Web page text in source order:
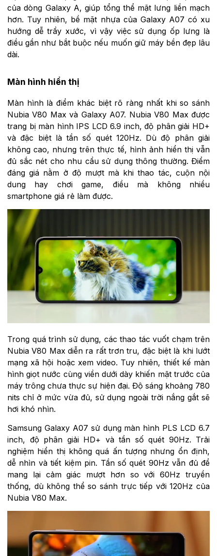
của dòng Galaxy A, giúp tổng thể mặt lưng liền mạch
hơn. Tuy nhiên, bề mặt nhựa của Galaxy A07 có xu
hướng dễ trầy xước, vì vậy việc sử dụng ốp lưng là
điều gần như bắt buộc nếu muốn giữ máy bền đẹp lâu
dài.
Màn hình hiển thị
Màn hình là điểm khác biệt rõ ràng nhất khi so sánh
Nubia V80 Max và Galaxy A07. Nubia V80 Max được
trang bị màn hình IPS LCD 6.9 inch, độ phân giải HD+
và đặc biệt là tần số quét 120Hz. Dù độ phân giải
không cao, nhưng trên thực tế, hình ảnh hiển thị vẫn
đủ sắc nét cho nhu cầu sử dụng thông thường. Điểm
đáng giá nằm ở độ mượt mà khi thao tác, cuộn nội
dung hay chơi game, điều mà không nhiều
smartphone giá rẻ làm được.
Trong quá trình sử dụng, các thao tác vuốt chạm trên
Nubia V80 Max diễn ra rất trơn tru, đặc biệt là khi lướt
mạng xã hội hoặc xem video. Tuy nhiên, thiết kế màn
hình giọt nước cùng viền dưới dày khiến mặt trước của
máy trông chưa thực sự hiện đại. Độ sáng khoảng 780
nits chỉ ở mức vừa đủ, sử dụng ngoài trời nắng gắt sẽ
hơi khó nhìn.
Samsung Galaxy A07 sử dụng màn hình PLS LCD 6.7
inch, độ phân giải HD+ và tần số quét 90Hz. Trải
nghiệm hiển thị không quá ấn tượng nhưng ổn định,
dễ nhìn và tiết kiệm pin. Tần số quét 90Hz vẫn đủ để
mang lại cảm giác mượt hơn so với 60Hz truyền
thống, dù không thể so sánh trực tiếp với 120Hz của
Nubia V80 Max.